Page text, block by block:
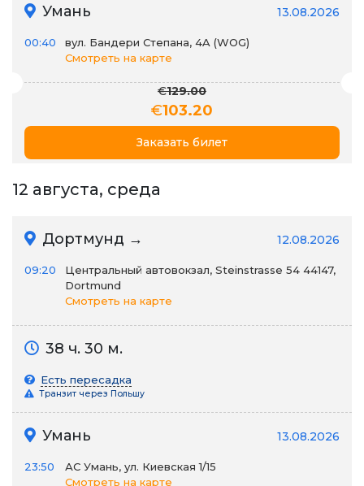
Умань 13.08.2026
00:40
вул. Бандери Степана, 4A (WOG)
Смотреть на карте
€129.00
€103.20
Заказать билет
12 августа, среда
Дортмунд → 12.08.2026
09:20
Центральный автовокзал, Steinstrasse 54 44147,
Dortmund
Смотреть на карте
38 ч. 30 м.
Есть пересадка
Транзит через Польшу
Умань 13.08.2026
23:50
АС Умань, ул. Киевская 1/15
Смотреть на карте